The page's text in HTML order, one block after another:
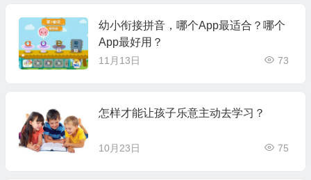
幼小衔接拼音，哪个App最适合？哪个
App最好用？
11月13日 73
怎样才能让孩子乐意主动去学习？
10月23日 75